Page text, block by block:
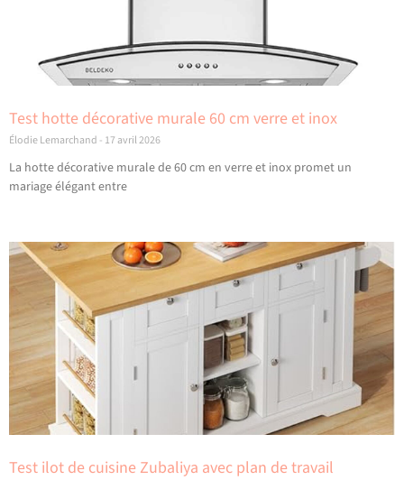
Test hotte décorative murale 60 cm verre et inox
Élodie Lemarchand 17 avril 2026
La hotte décorative murale de 60 cm en verre et inox promet un
mariage élégant entre
Test ilot de cuisine Zubaliya avec plan de travail